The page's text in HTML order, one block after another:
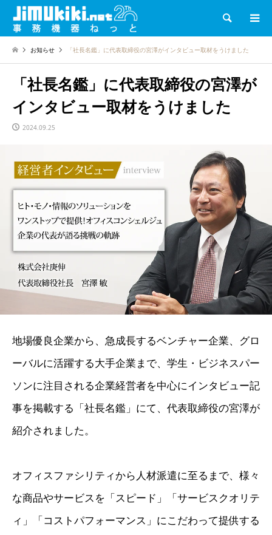
検索
お知らせ 「社長名鑑」に代表取締役の宮澤がインタビュー取材をうけました
「社長名鑑」に代表取締役の宮澤が
インタビュー取材をうけました
2024.09.25
地場優良企業から、急成⾧するベンチャー企業、グロ
ーバルに活躍する大手企業まで、学生・ビジネスパー
ソンに注目される企業経営者を中心にインタビュー記
事を掲載する「社長名鑑」にて、代表取締役の宮澤が
紹介されました。
オフィスファシリティから人材派遣に至るまで、様々
な商品やサービスを「スピード」「サービスクオリテ
ィ」「コストパフォーマンス」にこだわって提供する